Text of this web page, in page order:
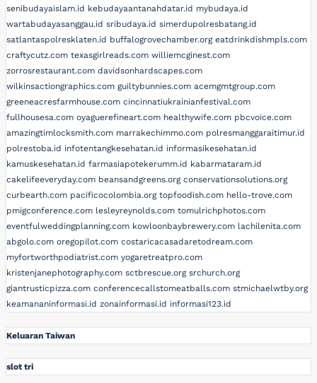
senibudayaislam.id kebudayaantanahdatar.id mybudaya.id
wartabudayasanggau.id sribudaya.id simerdupolresbatang.id
satlantaspolresklaten.id buffalogrovechamber.org eatdrinkdishmpls.com
craftycutz.com texasgirlreads.com williemcginest.com
zorrosrestaurant.com davidsonhardscapes.com
wilkinsactiongraphics.com guiltybunnies.com acemgmtgroup.com
greeneacresfarmhouse.com cincinnatiukrainianfestival.com
fullhousesa.com oyaguerefineart.com healthywife.com pbcvoice.com
amazingtimlocksmith.com marrakechimmo.com polresmanggaraitimur.id
polrestoba.id infotentangkesehatan.id informasikesehatan.id
kamuskesehatan.id farmasiapotekerumm.id kabarmataram.id
cakelifeeveryday.com beansandgreens.org conservationsolutions.org
curbearth.com pacificocolombia.org topfoodish.com hello-trove.com
pmigconference.com lesleyreynolds.com tomulrichphotos.com
eventfulweddingplanning.com kowloonbaybrewery.com lachilenita.com
abgolo.com oregopilot.com costaricacasadaretodream.com
myfortworthpodiatrist.com yogaretreatpro.com
kristenjanephotography.com sctbrescue.org srchurch.org
giantrusticpizza.com conferencecallstomeatballs.com stmichaelwtby.org
keamananinformasi.id zonainformasi.id informasi123.id
Keluaran Taiwan
slot tri